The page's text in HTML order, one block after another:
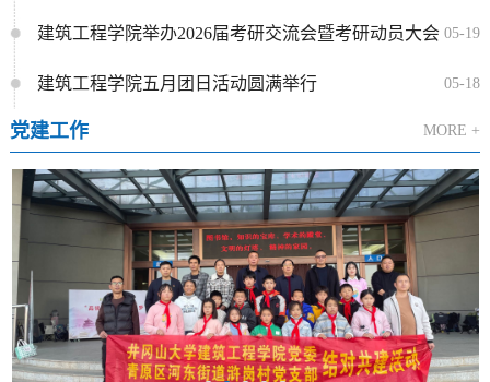
05-19
建筑工程学院举办2026届考研交流会暨考研动员大会
05-18
建筑工程学院五月团日活动圆满举行
党建工作 MORE +